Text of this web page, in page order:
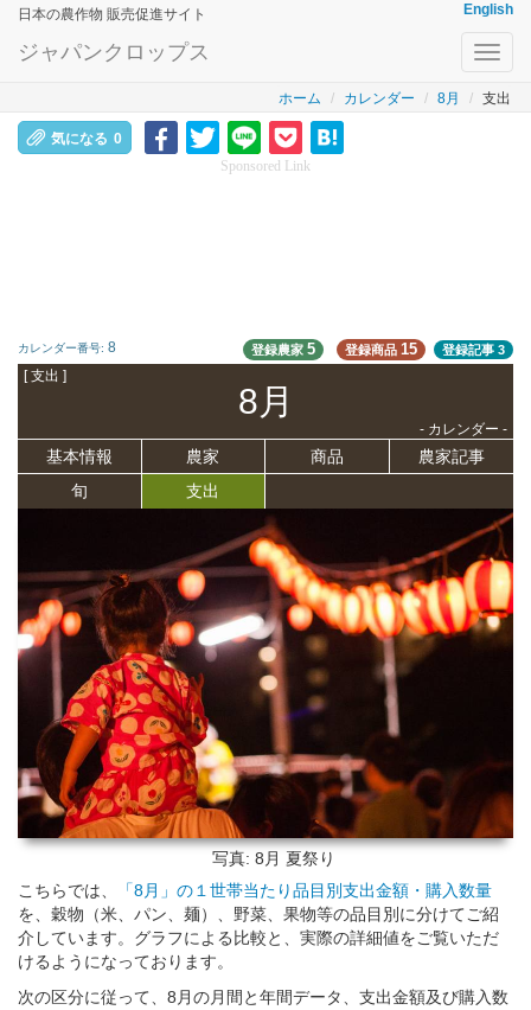
日本の農作物 販売促進サイト English
ジャパンクロップス
ホーム カレンダー 8月 支出
気になる 0
Sponsored Link
カレンダー番号: 8 登録農家5 登録商品 15 登録記事 3
[ 支出 ]
8月
- カレンダー -
基本情報 農家 商品
農家記事
旬
支出
写真: 8月 夏祭り
こちらでは、
「8月」の１世帯当たり品目別支出金額・購入数量
を、穀物（米、パン、麺）、野菜、果物等の品目別に分けてご紹
介しています。グラフによる比較と、実際の詳細値をご覧いただ
けるようになっております。
次の区分に従って、8月の月間と年間データ、支出金額及び購入数